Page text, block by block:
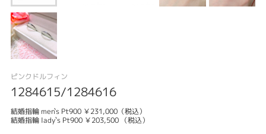
ピンクドルフィン
1284615/1284616
結婚指輪 men`s Pt900 ￥231,000（税込）
結婚指輪 lady`s Pt900 ￥203,500 （税込）